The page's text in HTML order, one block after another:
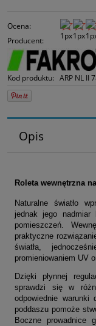
Ocena:
Producent:
Kod produktu: ARP NL II
Opis
Roleta wewnętrzna
Naturalne światło
jednak jego nadmiar
pomieszczeń.
praktyczne
światła,
promieniowaniem UV
Dzięki płynnej
sprawdzi się w
odpowiednie
poddaszu pomoże
Boczne prowadnice